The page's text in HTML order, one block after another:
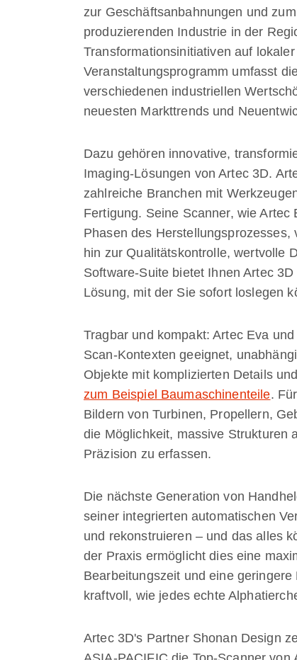
zur Geschäftsanbahnungen und
produzierenden Industrie in der
Transformationsinitiativen auf
Veranstaltungsprogramm umfasst
verschiedenen industriellen
neuesten Markttrends und
Dazu gehören innovative,
Imaging-Lösungen von Artec 3D.
zahlreiche Branchen mit
Fertigung. Seine Scanner, wie
Phasen des
hin zur Qualitätskontrolle, wertvolle
Software-Suite bietet Ihnen Artec
Lösung, mit der Sie sofort loslegen
Tragbar und kompakt: Artec Eva
Scan-Kontexten geeignet,
Objekte mit komplizierten Details
zum Beispiel Baumaschinenteile.
Bildern von Turbinen, Propellern,
die Möglichkeit, massive Strukturen
Präzision zu erfassen.
Die nächste Generation von
seiner integrierten automatischen
und rekonstruieren – und das alles
der Praxis ermöglicht dies eine
Bearbeitungszeit und eine
kraftvoll, wie jedes echte
Artec 3D's Partner Shonan Design